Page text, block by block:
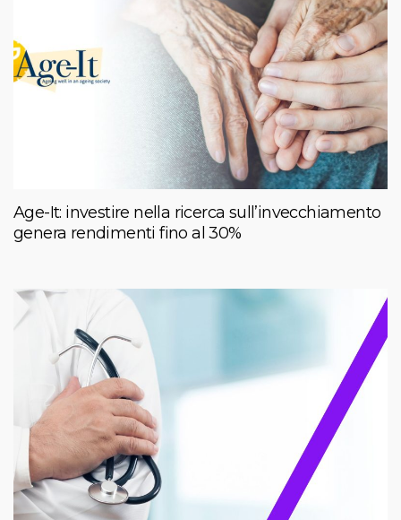
Age-It: investire nella ricerca sull’invecchiamento
genera rendimenti fino al 30%